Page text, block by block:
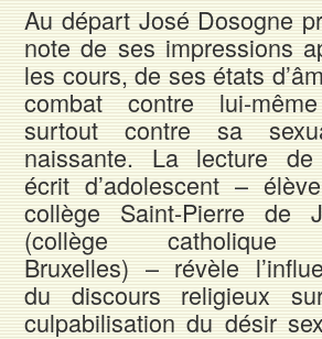
Au départ José Dosogne
note de ses impressions
les cours, de ses états
combat contre lui-
surtout contre sa
naissante. La lecture
écrit d’adolescent –
collège Saint-Pierre de
(collège catholique
Bruxelles) – révèle
du discours religieux
culpabilisation du désir